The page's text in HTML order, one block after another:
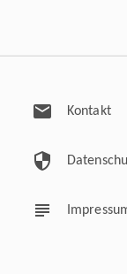
mail Kontakt
security
subject